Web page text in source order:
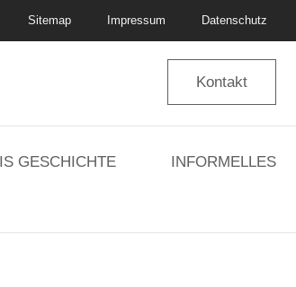
Sitemap Impressum Datenschutz
Kontakt
GESCHICHTE INFORMELLES